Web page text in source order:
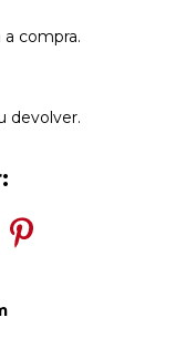
compra.
devolver.